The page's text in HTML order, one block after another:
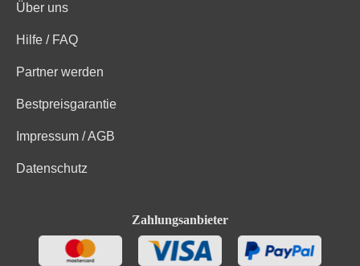
Über uns
Hilfe / FAQ
Partner werden
Bestpreisgarantie
Impressum / AGB
Datenschutz
Zahlungsanbieter